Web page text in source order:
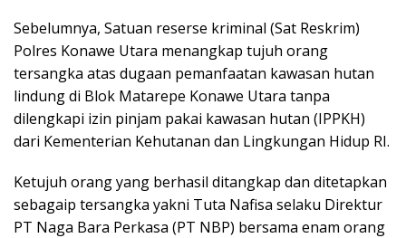
Sebelumnya, Satuan reserse kriminal (Sat Reskrim)
Polres Konawe Utara menangkap tujuh orang
tersangka atas dugaan pemanfaatan kawasan hutan
lindung di Blok Matarepe Konawe Utara tanpa
dilengkapi izin pinjam pakai kawasan hutan (IPPKH)
dari Kementerian Kehutanan dan Lingkungan Hidup RI.
Ketujuh orang yang berhasil ditangkap dan ditetapkan
sebagaip tersangka yakni Tuta Nafisa selaku Direktur
PT Naga Bara Perkasa (PT NBP) bersama enam orang